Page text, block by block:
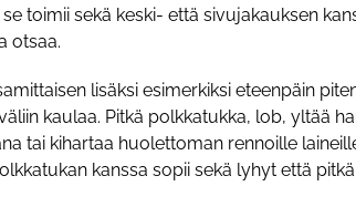
toimii sekä keski- että sivujakauksen
otsaa.
lisäksi esimerkiksi eteenpäin
kaulaa. Pitkä polkkatukka, lob, yltää
tai kihartaa huolettoman rennoille
kanssa sopii sekä lyhyt että